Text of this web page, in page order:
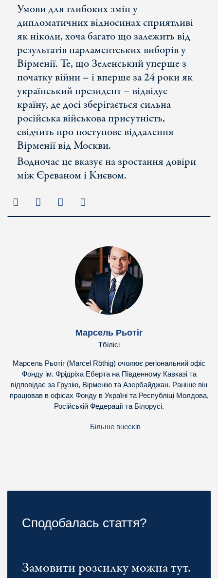
Умови для глибоких змін у
дипломатичних відносинах сприятливі
як ніколи, хоча багато що залежить від
результатів парламентських виборів у
Вірменії. Те, що Зеленський уперше з
початку війни – і вперше за 24 роки як
український президент – відвідує
країну, де досі зберігається сильна
російська військова присутність,
свідчить про поступове віддалення
Вірменії від Москви.
Водночас це вказує на зростання довіри
між Єреваном і Києвом.
Марсель Рьотіг
Тбілісі
Марсель Рьотіг (Marcel Röthig) очолює регіональний офіс
Фонду ім. Фрідріха Еберта на Південному Кавказі та
відповідає за Грузію, Вірменію та Азербайджан. Раніше він
працював в офісах Фонду в Україні та Республіці Молдова,
Російській Федерації та Білорусі.
Більше внесків
Сподобалась стаття?
Замовити розсилку можна тут.